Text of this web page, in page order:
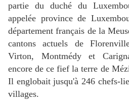
partie du duché du
appelée province de
département français de la
cantons actuels de
Virton, Montmédy et
encore de ce fief la terre de
Il englobait jusqu'à 246 chefs-
villages.